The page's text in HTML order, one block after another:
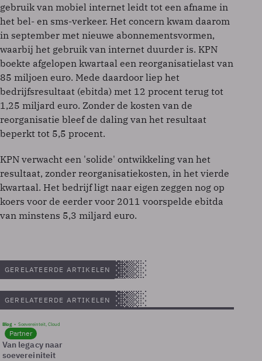
gebruik van mobiel internet leidt tot een afname in
het bel- en sms-verkeer. Het concern kwam daarom
in september met nieuwe abonnementsvormen,
waarbij het gebruik van internet duurder is. KPN
boekte afgelopen kwartaal een reorganisatielast van
85 miljoen euro. Mede daardoor liep het
bedrijfsresultaat (ebitda) met 12 procent terug tot
1,25 miljard euro. Zonder de kosten van de
reorganisatie bleef de daling van het resultaat
beperkt tot 5,5 procent.
KPN verwacht een 'solide' ontwikkeling van het
resultaat, zonder reorganisatiekosten, in het vierde
kwartaal. Het bedrijf ligt naar eigen zeggen nog op
koers voor de eerder voor 2011 voorspelde ebitda
van minstens 5,3 miljard euro.
GERELATEERDE ARTIKELEN
GERELATEERDE ARTIKELEN
Blog Soevereinteit, Cloud
Partner
Van legacy naar
soevereiniteit